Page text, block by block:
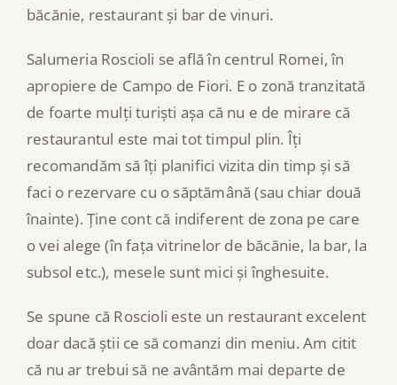
băcănie, restaurant și bar de vinuri.
Salumeria Roscioli se află în centrul Romei, în
apropiere de Campo de Fiori. E o zonă tranzitată
de foarte mulți turiști așa că nu e de mirare că
restaurantul este mai tot timpul plin. Îți
recomandăm să îți planifici vizita din timp și să
faci o rezervare cu o săptămână (sau chiar două
înainte). Ține cont că indiferent de zona pe care
o vei alege (în fața vitrinelor de băcănie, la bar, la
subsol etc.), mesele sunt mici și înghesuite.
Se spune că Roscioli este un restaurant excelent
doar dacă știi ce să comanzi din meniu. Am citit
că nu ar trebui să ne avântăm mai departe de